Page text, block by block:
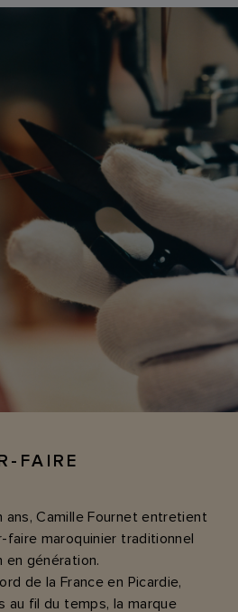
FAIRE
ans, Camille Fournet entretient
maroquinier traditionnel
en génération.
de la France en Picardie,
au fil du temps, la marque